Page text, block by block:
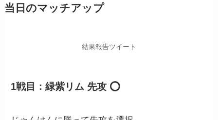
当日のマッチアップ
結果報告ツイート
1戦目：緑紫リム 先攻 ⭕️